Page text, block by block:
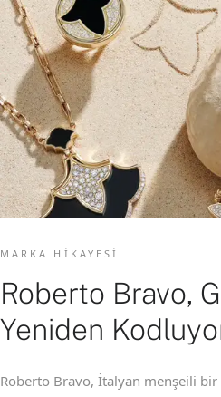
MARKA HIKAYESI
Roberto Bravo,
Yeniden
Roberto Bravo, İtalyan menşeili bir